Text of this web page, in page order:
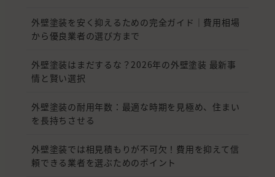
外壁塗装を安く抑えるための完全ガイド｜費用相場
から優良業者の選び方まで
外壁塗装はまだするな？2026年の外壁塗装 最新事
情と賢い選択
外壁塗装の耐用年数：最適な時期を見極め、住まい
を長持ちさせる
外壁塗装では相見積もりが不可欠！費用を抑えて信
頼できる業者を選ぶためのポイント